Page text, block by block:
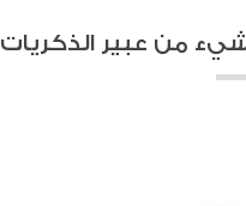
من عبير الذكريات